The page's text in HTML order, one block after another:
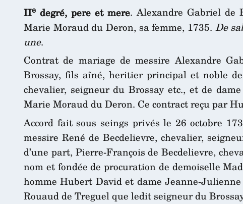
IIe degré, pere et mere. Alexandre Gabriel de
Marie Moraud du Deron, sa femme, 1735. De
une.
Contrat de mariage de messire Alexandre
Brossay, fils aîné, heritier principal et noble
chevalier, seigneur du Brossay etc., et de
Marie Moraud du Deron. Ce contract reçu par
Accord fait sous seings privés le 26 octobre
messire René de Becdelievre, chevalier,
d’une part, Pierre-François de Becdelievre,
nom et fondée de procuration de demoiselle
homme Hubert David et dame Jeanne-
Rouaud de Treguel que ledit seigneur du